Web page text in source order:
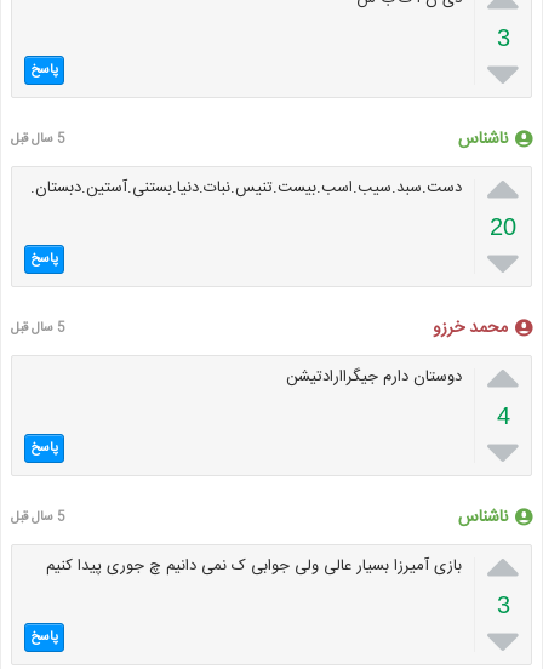
3
 پاسخ
ناشناس 5 سال قبل

20

دست.سبد.سیب.اسب.بیست.تنیس.نبات.دنیا.بستنی.آستین.دبستان.
پاسخ
محمد خرزو 5 سال قبل

4

دوستان دارم جیگراارادتیشن
پاسخ
ناشناس 5 سال قبل

3

بازی آمیرزا بسیار عالی ولی جوابی ک نمی دانیم چ جوری پیدا کنیم
پاسخ